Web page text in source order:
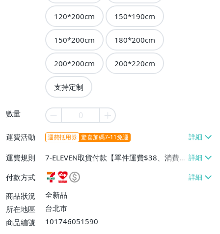
120*200cm 150*190cm
150*200cm 180*200cm
200*200cm 200*220cm
支持定制
數量
運費活動 運費抵用券 驚喜加碼7-11免運
運費規則
7-ELEVEN取貨付款【單件運費$38、消費滿
$990免運費】、萊爾富取貨付款【單件運
費$60、消費滿$990免運費】
付款方式
商品狀況
全新品
所在地區
台北市
商品編號
101746051590